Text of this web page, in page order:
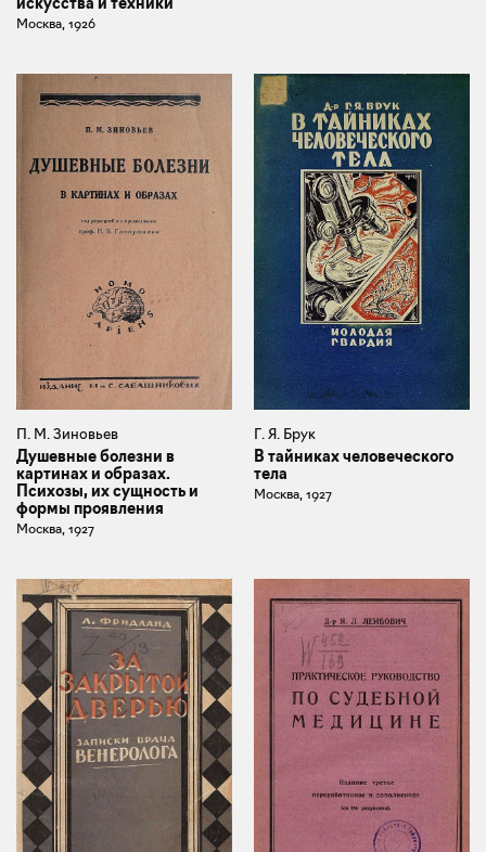
Москва, 1926
П. М. Зиновьев
Душевные болезни в
картинах и образах.
Психозы, их сущность и
формы проявления
Москва, 1927
Г. Я. Брук
В тайниках человеческого
тела
Москва, 1927